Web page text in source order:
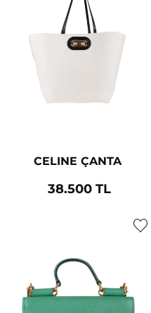
CELINE ÇANTA
38.500 TL